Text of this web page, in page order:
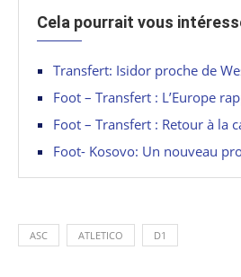
Cela pourrait vous
Transfert: Isidor proche de
Foot – Transfert : L’Europe
Foot – Transfert : Retour à la
Foot- Kosovo: Un nouveau
ASC ATLETICO D1